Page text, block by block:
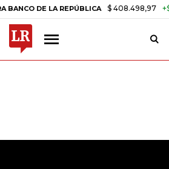
LA REPÚBLICA $ 408.498,97 +$ 8.753,81